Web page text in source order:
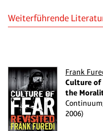
Weiterführende
Frank
Culture of
the
2006)